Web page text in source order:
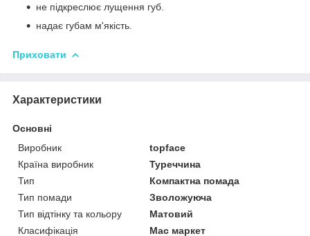
не підкреслює лущення губ.
надає губам м'якість.
Приховати
Характеристики
Основні
Виробник
topface
Країна виробник
Туреччина
Тип
Компактна помада
Тип помади
Зволожуюча
Тип відтінку та кольору
Матовий
Класифікація
Мас маркет